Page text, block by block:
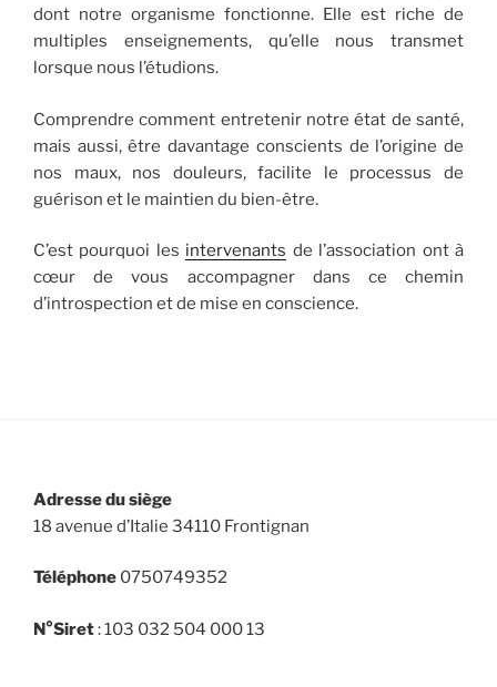
dont notre organisme fonctionne. Elle est riche de
multiples enseignements, qu’elle nous transmet
lorsque nous l’étudions.
Comprendre comment entretenir notre état de santé,
mais aussi, être davantage conscients de l’origine de
nos maux, nos douleurs, facilite le processus de
guérison et le maintien du bien-être.
C’est pourquoi les intervenants de l’association ont à
cœur de vous accompagner dans ce chemin
d’introspection et de mise en conscience.
Adresse du siège
18 avenue d’Italie 34110 Frontignan
Téléphone 0750749352
N°Siret: 103 032 504 000 13